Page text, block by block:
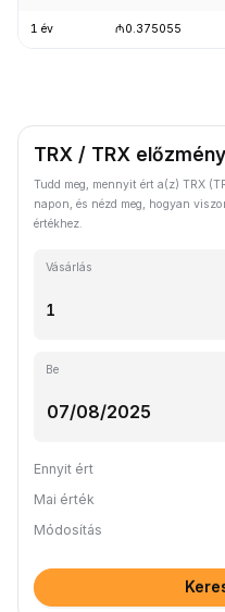
1 év ₼0.375055
TRX / TRX
Tudd meg, mennyit ért a(z) TRX
napon, és nézd meg, hogyan
értékhez.
Vásárlás
Be
Ennyit ért
Mai érték
Módosítás